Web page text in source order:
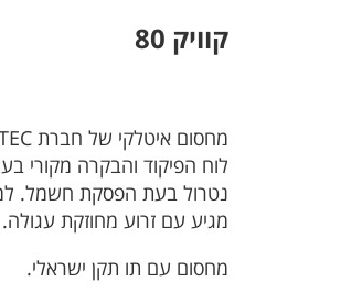
קוויק 80
מחסום איטלקי של חברת DITEC, מיועד לפתחים גדולים במיוחד עד 8 מטר. מנוע 24DC.
לוח הפיקוד והבקרה מקורי
נטרול בעת הפסקת חשמל.
מגיע עם זרוע מחוזקת עגולה.
מחסום עם תו תקן ישראלי.